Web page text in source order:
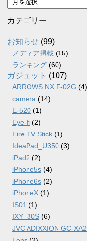
ー
カ
ブ
カテゴリー
お知らせ (99)
メディア掲載 (15)
ランキング (60)
ガジェット (107)
ARROWS NX F-02G (4)
camera (14)
E-520 (1)
Eye-fi (2)
Fire TV Stick (1)
IdeaPad_U350 (3)
iPad2 (2)
iPhone5s (4)
iPhone6s (2)
iPhoneX (1)
IS01 (1)
IXY_30S (6)
JVC ADIXXION GC-XA2